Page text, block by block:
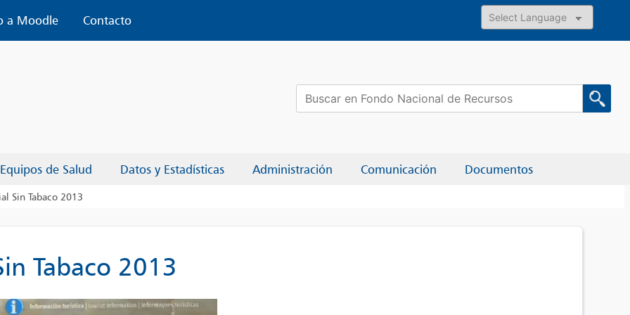
a Moodle
Contacto
Powered by
Equipos de Salud Datos y Estadísticas Administración Comunicación Documentos
Buscar:
Sin Tabaco 2013
Tabaco 2013